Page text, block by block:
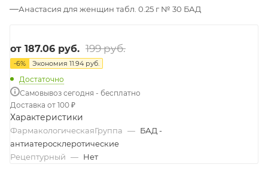
—Анастасия для женщин табл. 0.25 г № 30 БАД
от 187.06 руб. 199 руб.
-6% Экономия 11.94 руб.
Достаточно
Самовывоз сегодня - бесплатно
Доставка от 100 ₽
Характеристики
ФармакологическаяГруппа — БАД -
антиатеросклеротические
Рецептурный — Нет